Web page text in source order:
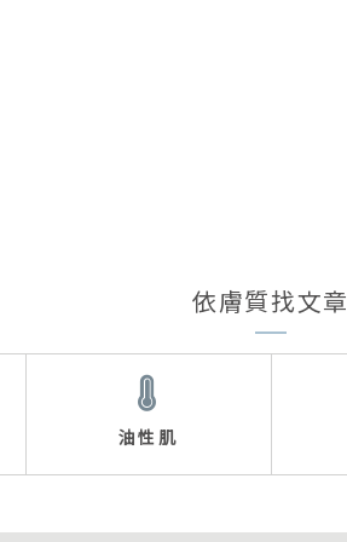
依膚質找文章
油性肌